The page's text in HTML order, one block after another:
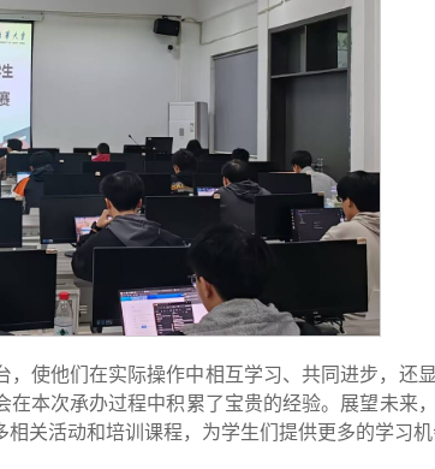
，使他们在实际操作中相互学习、共同进步，还
本次承办过程中积累了宝贵的经验。展望未来
关活动和培训课程，为学生们提供更多的学习机